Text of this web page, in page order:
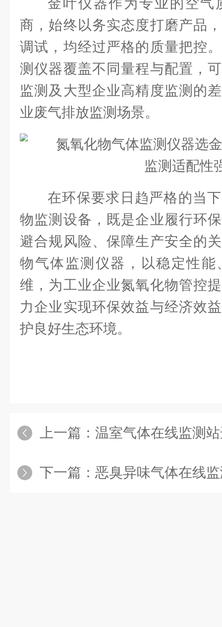
金叶仪器作为专业的空气
商，始终以务实态度打磨产品
调试，均经过严格的质量把控
测仪器覆盖不同量程与配置，
监测及大型企业高精度监测的
业废气排放监测场景。
在环保要求日趋严格的当
物监测设备，既是企业履行环
避合规风险、保障生产安全的
物气体监测仪器，以稳定性能
维，为工业企业氮氧化物管控
力企业实现环保效益与经济效
护良好生态环境。
上一篇： 温室气体在线监测站选金叶
下一篇： 恶臭异味气体在线监测站